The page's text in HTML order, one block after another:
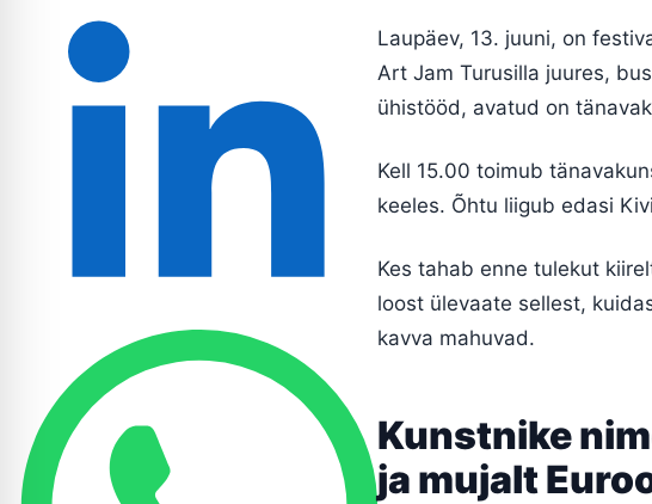
Laupäev, 13. juuni, on
Art Jam Turusilla juures,
ühistööd, avatud on
Kell 15.00 toimub
keeles. Õhtu liigub edasi
Kes tahab enne tulekut
loost ülevaate sellest,
kavva mahuvad.
Kunstnike
ja mujalt